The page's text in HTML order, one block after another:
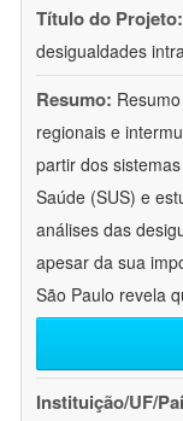
Título do Projeto:
desigualdades
Resumo:
regionais e
partir dos
Saúde (SUS) e
análises das
apesar da sua
São Paulo revela
Instituição/UF/